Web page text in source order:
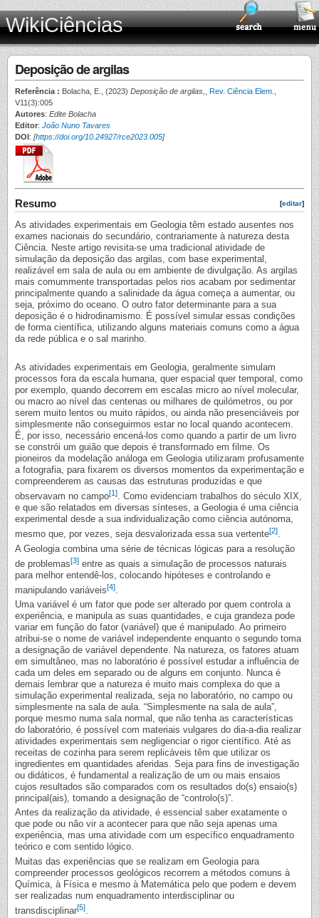
WikiCiências
Deposição de argilas
Referência : Bolacha, E., (2023) Deposição de argilas, Rev. Ciência Elem.
V11(3):005
Autores: Edite Bolacha
Editor: João Nuno Tavares
DOI: [https://doi.org/10.24927/rce2023.005]
[editar]
Resumo
As atividades experimentais em Geologia têm estado ausentes nos
exames nacionais do secundário, contrariamente à natureza desta
Ciência. Neste artigo revisita-se uma tradicional atividade de
simulação da deposição das argilas, com base experimental,
realizável em sala de aula ou em ambiente de divulgação. As argilas
mais comummente transportadas pelos rios acabam por sedimentar
principalmente quando a salinidade da água começa a aumentar, ou
seja, próximo do oceano. O outro fator determinante para a sua
deposição é o hidrodinamismo. É possível simular essas condições
de forma científica, utilizando alguns materiais comuns como a água
da rede pública e o sal marinho.
As atividades experimentais em Geologia, geralmente simulam
processos fora da escala humana, quer espacial quer temporal, como
por exemplo, quando decorrem em escalas micro ao nível molecular,
ou macro ao nível das centenas ou milhares de quilómetros, ou por
serem muito lentos ou muito rápidos, ou ainda não presenciáveis por
simplesmente não conseguirmos estar no local quando acontecem.
É, por isso, necessário encená-los como quando a partir de um livro
se constrói um guião que depois é transformado em filme. Os
pioneiros da modelação análoga em Geologia utilizaram profusamente
a fotografia, para fixarem os diversos momentos da experimentação e
compreenderem as causas das estruturas produzidas e que
observavam no campo[1]. Como evidenciam trabalhos do século XIX,
e que são relatados em diversas sínteses, a Geologia é uma ciência
experimental desde a sua individualização como ciência autónoma,
mesmo que, por vezes, seja desvalorizada essa sua vertente[2].
A Geologia combina uma série de técnicas lógicas para a resolução
de problemas[3] entre as quais a simulação de processos naturais
para melhor entendê-los, colocando hipóteses e controlando e
manipulando variáveis[4].
Uma variável é um fator que pode ser alterado por quem controla a
experiência, e manipula as suas quantidades, e cuja grandeza pode
variar em função do fator (variável) que é manipulado. Ao primeiro
atribui-se o nome de variável independente enquanto o segundo toma
a designação de variável dependente. Na natureza, os fatores atuam
em simultâneo, mas no laboratório é possível estudar a influência de
cada um deles em separado ou de alguns em conjunto. Nunca é
demais lembrar que a natureza é muito mais complexa do que a
simulação experimental realizada, seja no laboratório, no campo ou
simplesmente na sala de aula. “Simplesmente na sala de aula”,
porque mesmo numa sala normal, que não tenha as características
do laboratório, é possível com materiais vulgares do dia-a-dia realizar
atividades experimentais sem negligenciar o rigor científico. Até as
receitas de cozinha para serem replicáveis têm que utilizar os
ingredientes em quantidades aferidas. Seja para fins de investigação
ou didáticos, é fundamental a realização de um ou mais ensaios
cujos resultados são comparados com os resultados do(s) ensaio(s)
principal(ais), tomando a designação de “controlo(s)”.
Antes da realização da atividade, é essencial saber exatamente o
que pode ou não vir a acontecer para que não seja apenas uma
experiência, mas uma atividade com um específico enquadramento
teórico e com sentido lógico.
Muitas das experiências que se realizam em Geologia para
compreender processos geológicos recorrem a métodos comuns à
Química, à Física e mesmo à Matemática pelo que podem e devem
ser realizadas num enquadramento interdisciplinar ou
transdisciplinar[5]